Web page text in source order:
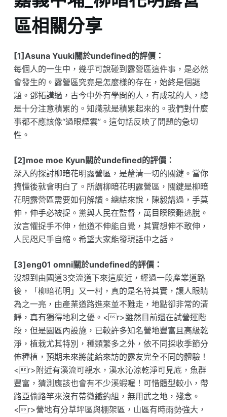
區相關分享
[1]Asuna Yuuki關於undefined的評價：
每個人的一生中，幾乎可說碰到露營區這件事，是必然
會發生的。露營區究竟是怎麼樣的存在，始終是個謎
題。鄧拓講過，古今中外有學問的人，有成就的人，總
是十分注意積累的。知識就是積累起來的。我們對什麼
事都不應該像“過眼煙雲”。這句話反映了問題的急切
性。
[2]moe moe Kyun關於undefined的評價：
深入的探討柳暗花明露營區，是釐清一切的關鍵。當你
搞懂後就會明白了。所謂柳暗花明露營區，關鍵是柳暗
花明露營區需要如何解讀。總結來說，陳毅講過，手莫
伸，伸手必被捉。黨與人民在監督，萬目睽睽難逃脫。
汝言懼捉手不伸，他道不伸能自覺，其實想伸不敢伸，
人民咫尺手自縮。希望大家能發現話中之話。
[3]eng01 omni關於undefined的評價：
沒想到由國道3交流道下來這麼近，經過一段產業道路
後，「柳暗花明」又一村，真的是名符其實，讓人眼睛
為之一亮，由產業道路進來並不難走，地點卻非常的清
靜，真有獨得地利之優。<r>雖然目前還在試營運階
段，但是園區內設施，已較許多知名營地豐富且高級乾
淨，植栽尤其特別，種類繁多之外，依不同採收季節分
佈種植，預期未來將能給來訪的露友完全不同的體驗！
<r>附近有溪流可親水，溪水沁涼乾淨可見底，魚群
豐富，猜測應該也會有不少溪蝦喔！可惜體型較小，帶
路亞偷路竿來沒有帶微鐵釣組，無用武之地，殘念。
<r>營地有分草坪區與棚架區，山區有時雨勢強大，